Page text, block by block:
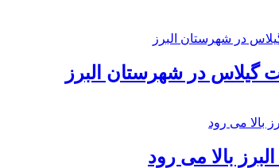
گیلاس در شهرستان البرز
بالا می رود